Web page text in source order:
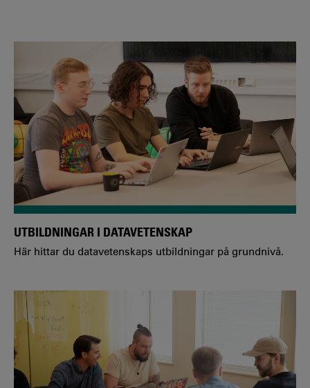
UTBILDNINGAR I DATAVETENSKAP
Här hittar du datavetenskaps utbildningar på grundnivå.